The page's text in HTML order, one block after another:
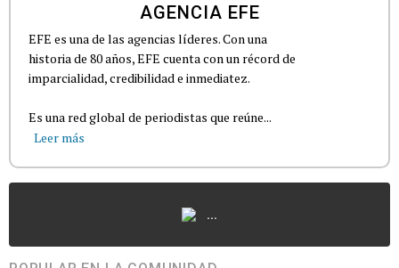
AGENCIA EFE
EFE es una de las agencias líderes. Con una
historia de 80 años, EFE cuenta con un récord de
imparcialidad, credibilidad e inmediatez.
Es una red global de periodistas que reúne...
Leer más
...